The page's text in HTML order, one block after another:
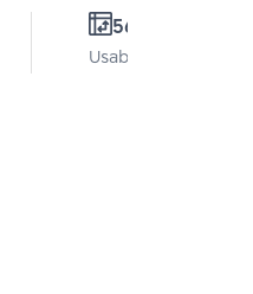
56 Sq.m.
Usable area